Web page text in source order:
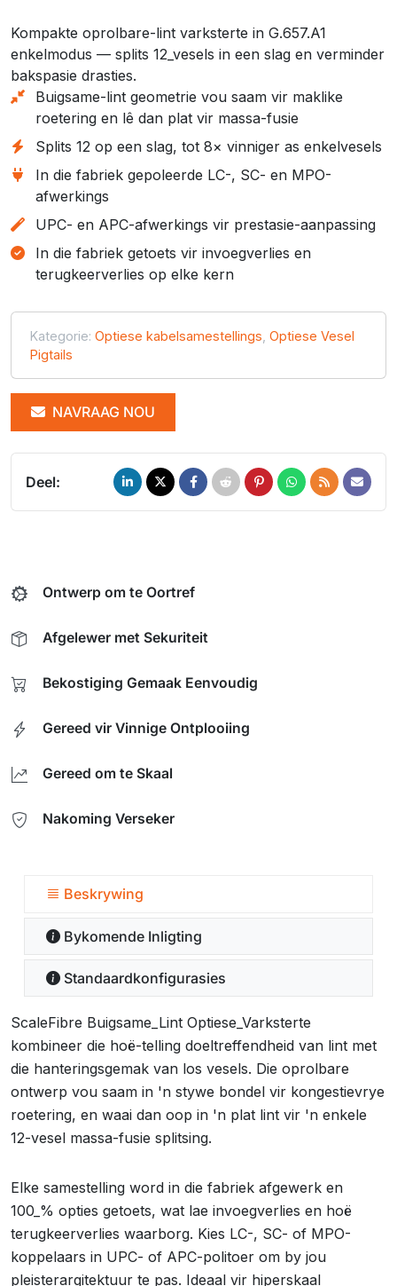
Kompakte oprolbare-lint varksterte in G.657.A1
enkelmodus — splits 12_vesels in een slag en verminder
bakspasie drasties.
Buigsame-lint geometrie vou saam vir maklike
roetering en lê dan plat vir massa-fusie
Splits 12 op een slag, tot 8× vinniger as enkelvesels
In die fabriek gepoleerde LC-, SC- en MPO-
afwerkings
UPC- en APC-afwerkings vir prestasie-aanpassing
In die fabriek getoets vir invoegverlies en
terugkeerverlies op elke kern
Kategorie: Optiese kabelsamestellings Optiese Vesel
Pigtails
NAVRAAG NOU
Deel:
Ontwerp om te Oortref
Afgelewer met Sekuriteit
Bekostiging Gemaak Eenvoudig
Gereed vir Vinnige Ontplooiing
Gereed om te Skaal
Nakoming Verseker
Beskrywing
Bykomende Inligting
Standaardkonfigurasies
ScaleFibre Buigsame_Lint Optiese_Varksterte
kombineer die hoë-telling doeltreffendheid van lint met
die hanteringsgemak van los vesels. Die oprolbare
ontwerp vou saam in 'n stywe bondel vir kongestievrye
roetering, en waai dan oop in 'n plat lint vir 'n enkele
12-vesel massa-fusie splitsing.
Elke samestelling word in die fabriek afgewerk en
100_% opties getoets, wat lae invoegverlies en hoë
terugkeerverlies waarborg. Kies LC-, SC- of MPO-
koppelaars in UPC- of APC-politoer om by jou
pleisterargitektuur te pas. Ideaal vir hiperskaal